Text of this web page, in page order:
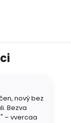
nový bez
Bezva
– vvercaa